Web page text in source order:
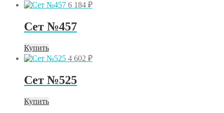
6 184 ₽
Сет №457
Купить
4 602 ₽
Сет №525
Купить